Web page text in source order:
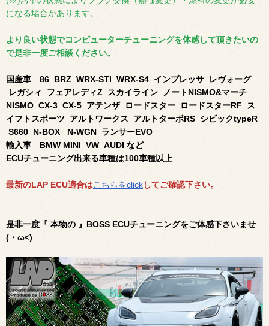
になる場合があります。
より良い状態でコンピューターチューニングを体感して頂きたいの
で是非一度ご相談ください。
国産車 86 BRZ WRX-STI WRX-S4 インプレッサ レヴォーグ
レガシィ フェアレディZ スカイライン ノートNISMO&マーチ
NISMO CX-3 CX-5 アテンザ ロードスター ロードスターRF ス
イフトスポーツ アルトワークス アルトターボRS シビックtypeR
S660 N-BOX N-WGN ランサーEVO
輸入車 BMW MINI VW AUDI など
ECUチューニング出来る車種は100車種以上
最新のLAP ECU適合はこちらをclickしてご確認下さい。
是非一度『 本物の 』BOSS ECUチューニングをご体感下さいませ
(・ω<)